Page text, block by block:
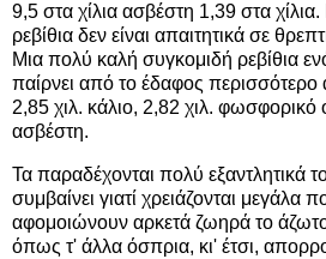
9,5 στα χίλια ασβέστη 1,39 στα
ρεβίθια δεν είναι απαιτητικά σε
Μια πολύ καλή συγκομιδή ρεβίθια
παίρνει από το έδαφος
2,85 χιλ. κάλιο, 2,82 χιλ. φωσφορικό
ασβέστη.
Τα παραδέχονται πολύ εξαντλητικά
συμβαίνει γιατί χρειάζονται μεγάλα
αφομοιώνουν αρκετά ζωηρά το
όπως τ' άλλα όσπρια, κι' έτσι,